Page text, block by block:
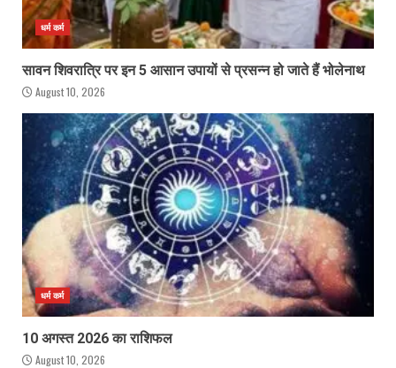
धर्म कर्म
सावन शिवरात्रि पर इन 5 आसान उपायों से प्रसन्न हो जाते हैं भोलेनाथ
August 10, 2026
धर्म कर्म
10 अगस्त 2026 का राशिफल
August 10, 2026